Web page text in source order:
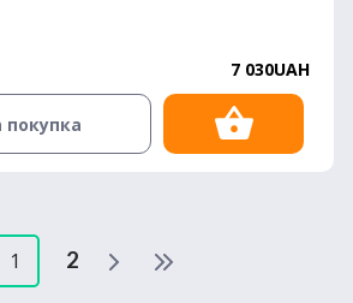
7 030UAH
1 2